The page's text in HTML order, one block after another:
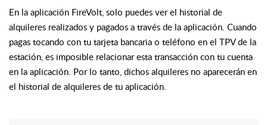
En la aplicación FireVolt, solo puedes ver el historial de
alquileres realizados y pagados a través de la aplicación. Cuando
pagas tocando con tu tarjeta bancaria o teléfono en el TPV de la
estación, es imposible relacionar esta transacción con tu cuenta
en la aplicación. Por lo tanto, dichos alquileres no aparecerán en
el historial de alquileres de tu aplicación.